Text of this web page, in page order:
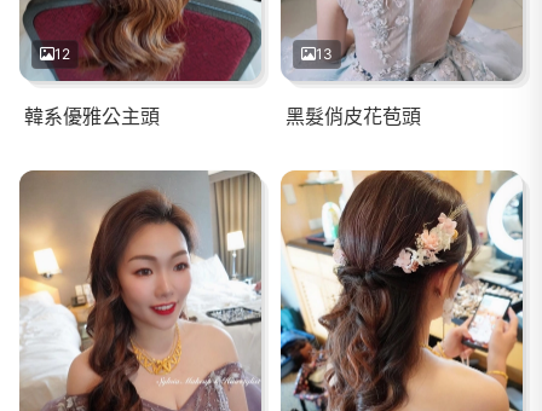
12
韓系優雅公主頭
13
黑髮俏皮花苞頭